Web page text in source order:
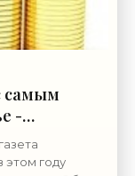
самым
-
этом году